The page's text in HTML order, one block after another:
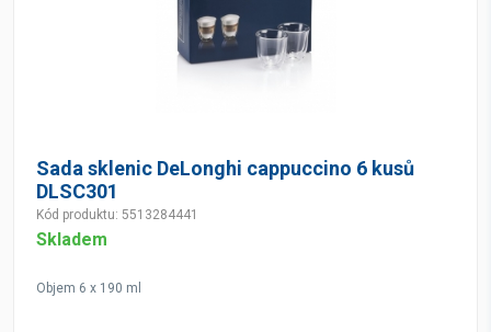
Sada sklenic DeLonghi cappuccino 6 kusů
DLSC301
Kód produktu: 5513284441
Skladem
Objem 6 x 190 ml